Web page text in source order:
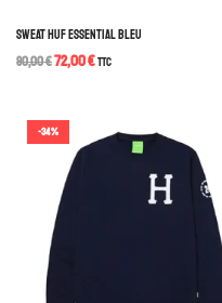
SWEAT HUF ESSENTIAL BLEU
90,00€72,00€TTC
-34%